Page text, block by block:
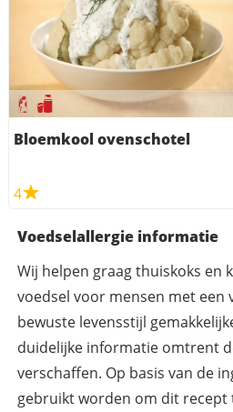
Bloemkool ovenschotel
4
Voedselallergie informatie
Wij helpen graag thuiskoks en
voedsel voor mensen met een
bewuste levensstijl
duidelijke informatie omtrent
verschaffen. Op basis van de
gebruikt worden om dit recept